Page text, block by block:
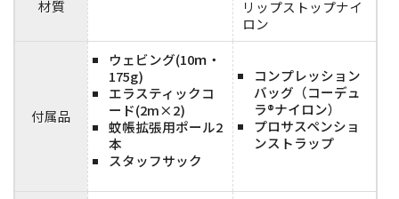
材質
リップストップナイ
ロン
付属品
ウェビング(10ｍ・
175g)
エラスティックコ
ード(2m×2)
蚊帳拡張用ポール2
本
スタッフサック
コンプレッション
バッグ（コーデュ
ラ®ナイロン）
プロサスペンショ
ンストラップ